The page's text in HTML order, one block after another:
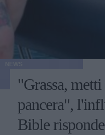
"Grassa,
pancera",
Bible